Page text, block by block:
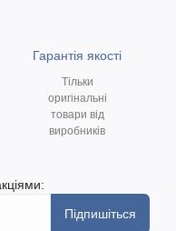
Гарантія якості
Тільки
оригінальні
товари від
виробників
Підпишіться